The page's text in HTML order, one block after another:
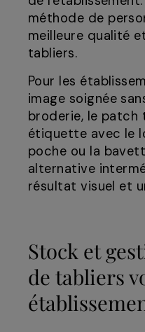
méthode de
meilleure qualité
tabliers.
Pour les
image soignée
broderie, le
étiquette avec le
poche ou la
alternative
résultat visuel et
Stock et
de tabliers